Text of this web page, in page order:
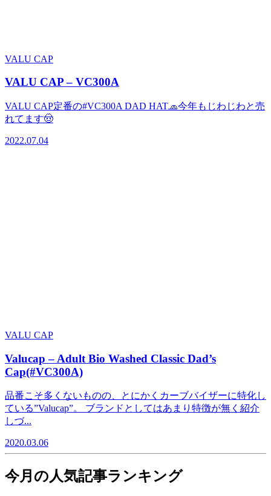
VALU CAP
VALU CAP – VC300A
VALU CAP定番の#VC300A DAD HAT🧢今年もじわじわと売
れてます🤠
2022.07.04
VALU CAP
Valucap – Adult Bio Washed Classic Dad’s
Cap(#VC300A)
品番こそ多くないものの、とにかくカーブバイザーに特化し
ている”Valucap”。 ブランドとしてはあまり特徴が無く紹介
しづ...
2020.03.06
今月の人気記事ランキング